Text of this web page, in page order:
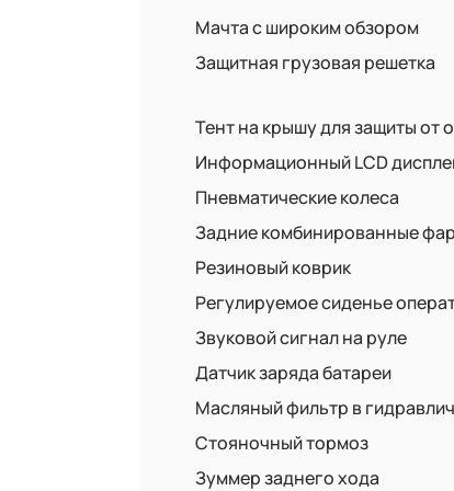
Мачта с широким обзором
Защитная грузовая решетка
Тент на крышу для защиты от
Информационный LCD
Пневматические колеса
Задние комбинированные
Резиновый коврик
Регулируемое сиденье
Звуковой сигнал на руле
Датчик заряда батареи
Масляный фильтр в
Стояночный тормоз
Зуммер заднего хода